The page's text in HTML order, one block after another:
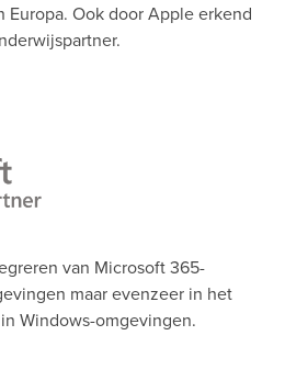
Europa. Ook door Apple erkend
van Microsoft 365-
maar evenzeer in het
Windows-omgevingen.